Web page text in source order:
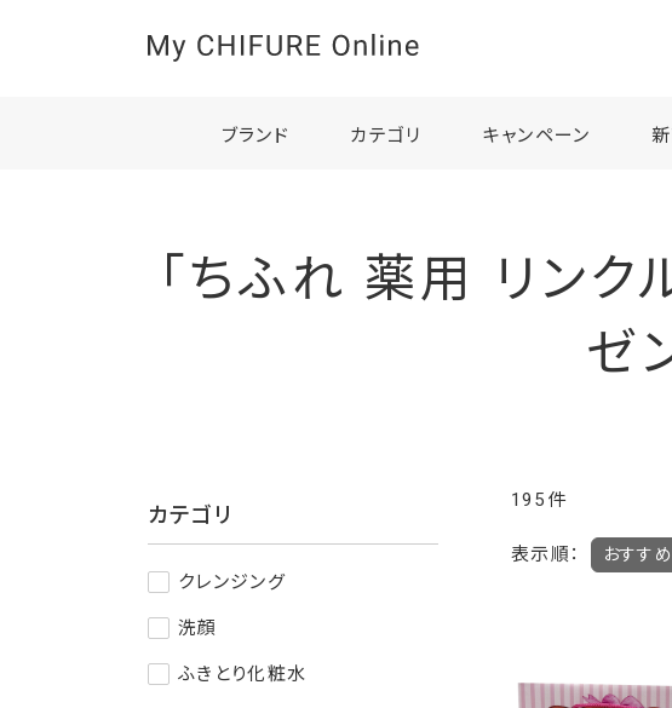
ブランド カテゴリ キャンペーン
「ちふれ 薬用 リンク
ゼ
カテゴリ
クレンジング
洗顔
ふきとり化粧水
195 件
表示順： おすす